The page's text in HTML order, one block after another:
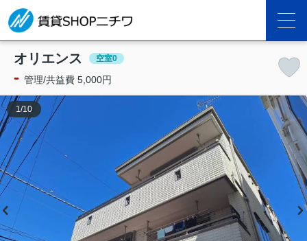
オリエンス 空室0
- 管理/共益費 5,000円
1 /10